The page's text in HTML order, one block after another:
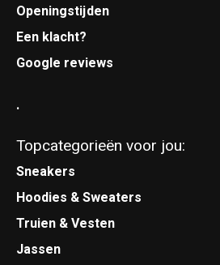
Openingstijden
Een klacht?
Google reviews
.
Topcategorieën voor jou:
Sneakers
Hoodies & Sweaters
Truien & Vesten
Jassen